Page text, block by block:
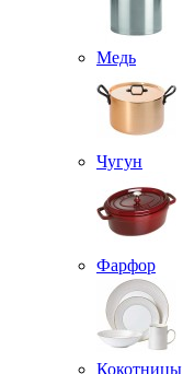
Медь
Чугун
Фарфор
Кокотницы